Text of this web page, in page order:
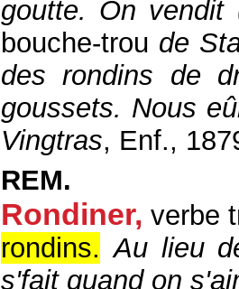
goutte. On
bouche-trou de
des rondins de
goussets. Nous
Vingtras, Enf.,
REM.
Rondiner, verbe
rondins. Au lieu
s'fait quand on